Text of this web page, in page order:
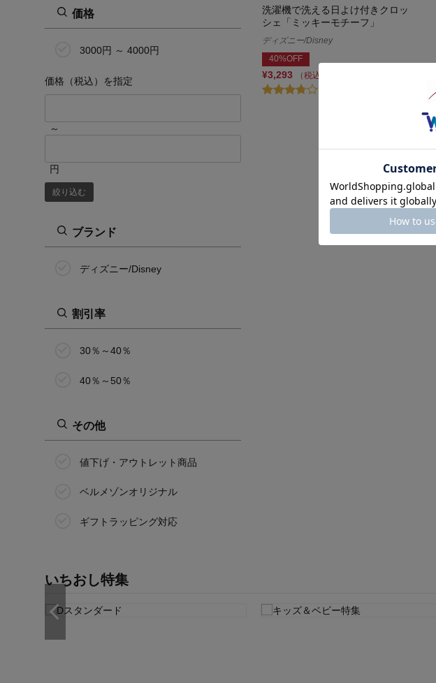
価格
3000円 ～ 4000円
価格（税込）を指定
～
円
絞り込む
ブランド
ディズニー/Disney
割引率
30％～40％
40％～50％
その他
値下げ・アウトレット商品
ベルメゾンオリジナル
ギフトラッピング対応
洗濯機で洗える日よけ付きクロッ
シェ「ミッキーモチーフ」
ディズニー/Disney
40%OFF
¥3,293
（税込）
いちおし特集